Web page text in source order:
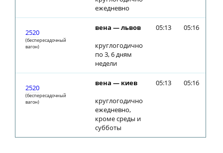
ежедневно
2520
(беспересадочный
вагон)
вена — львов
круглогодично
по 3, 6 дням
недели
05:13 05:16
2520
(беспересадочный
вагон)
вена — киев
круглогодично
ежедневно,
кроме среды и
субботы
05:13 05:16